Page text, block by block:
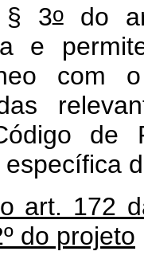
§ 3odo
e
com
de
art. 172
do projeto